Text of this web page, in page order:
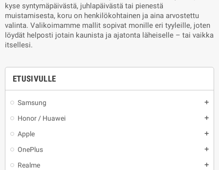
ETUSIVULLE
Samsung add
Honor / Huawei add
Apple add
OnePlus add
Realme add
kyse syntymäpäivästä, juhlapäivästä tai pienestä
muistamisesta, koru on henkilökohtainen ja aina arvostettu
valinta. Valikoimamme mallit sopivat monille eri tyyleille, joten
löydät helposti jotain kaunista ja ajatonta läheiselle – tai vaikka
itsellesi.